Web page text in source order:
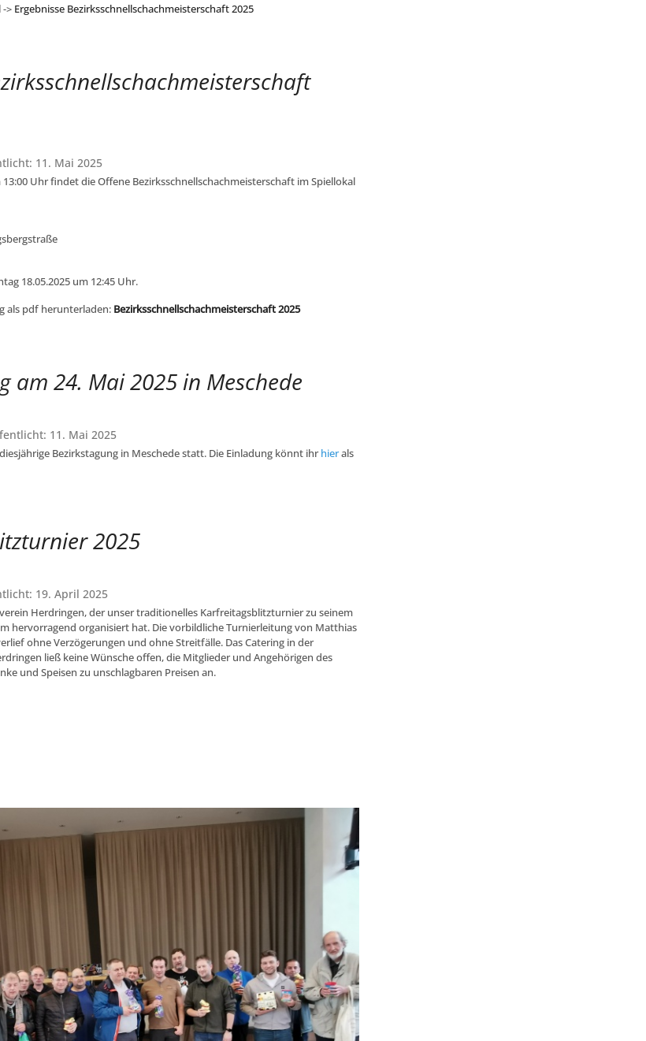
-> Ergebnisse Bezirksschnellschachmeisterschaft 2025
11. Mai 2025
13:00 Uhr findet die Offene Bezirksschnellschachmeisterschaft im Spiellokal
18.05.2025 um 12:45 Uhr.
als pdf herunterladen: Bezirksschnellschachmeisterschaft 2025
am 24. Mai 2025 in Meschede
11. Mai 2025
Bezirkstagung in Meschede statt. Die Einladung könnt ihr hierals
2025
19. April 2025
Herdringen, der unser traditionelles Karfreitagsblitzturnier zu seinem
hervorragend organisiert hat. Die vorbildliche Turnierleitung von Matthias
ohne Verzögerungen und ohne Streitfälle. Das Catering in der
ließ keine Wünsche offen, die Mitglieder und Angehörigen des
und Speisen zu unschlagbaren Preisen an.